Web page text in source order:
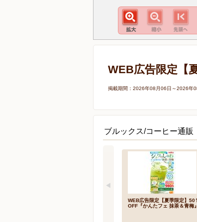
WEB広告限定【
掲載期間：2026年08月06日～2026年
ブルックス/コーヒー通
WEB広告限定【夏季限定】50
OFF『かんたフェ 抹茶＆青梅』